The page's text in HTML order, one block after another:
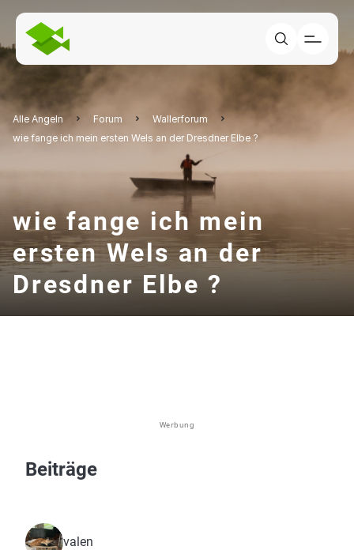
Alle Angeln Forum
Wallerforum
wie fange ich mein ersten Wels an der Dresdner Elbe ?
wie fange ich mein
ersten Wels an der
Dresdner Elbe ?
Werbung
Beiträge
valen